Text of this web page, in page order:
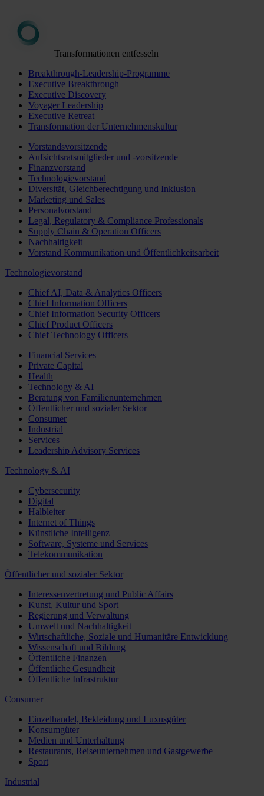
Transformationen entfesseln
Breakthrough-Leadership-Programme
Executive Breakthrough
Executive Discovery
Voyager Leadership
Executive Retreat
Transformation der Unternehmenskultur
Vorstandsvorsitzende
Aufsichtsratsmitglieder und -vorsitzende
Finanzvorstand
Technologievorstand
Diversität, Gleichberechtigung und Inklusion
Marketing und Sales
Personalvorstand
Legal, Regulatory & Compliance Professionals
Supply Chain & Operation Officers
Nachhaltigkeit
Vorstand Kommunikation und Öffentlichkeitsarbeit
Technologievorstand
Chief AI, Data & Analytics Officers
Chief Information Officers
Chief Information Security Officers
Chief Product Officers
Chief Technology Officers
Financial Services
Private Capital
Health
Technology & AI
Beratung von Familienunternehmen
Öffentlicher und sozialer Sektor
Consumer
Industrial
Services
Leadership Advisory Services
Technology & AI
Cybersecurity
Digital
Halbleiter
Internet of Things
Künstliche Intelligenz
Software, Systeme und Services
Telekommunikation
Öffentlicher und sozialer Sektor
Interessenvertretung und Public Affairs
Kunst, Kultur und Sport
Regierung und Verwaltung
Umwelt und Nachhaltigkeit
Wirtschaftliche, Soziale und Humanitäre Entwicklung
Wissenschaft und Bildung
Öffentliche Finanzen
Öffentliche Gesundheit
Öffentliche Infrastruktur
Consumer
Einzelhandel, Bekleidung und Luxusgüter
Konsumgüter
Medien und Unterhaltung
Restaurants, Reiseunternehmen und Gastgewerbe
Sport
Industrial